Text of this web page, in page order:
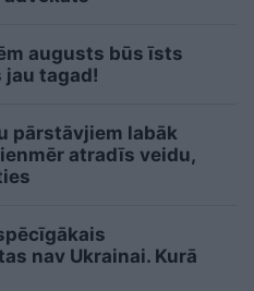
augusts būs īsts
jau tagad!
pārstāvjiem labāk
atradīs veidu,
nav Ukrainai. Kurā